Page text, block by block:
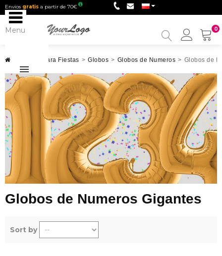
Envios gratis a partir de 70€
0
My
Menu
Artículos para Fiestas > Globos > Globos de Numeros > Globos de
Globos de Numeros Gigantes
Sort by